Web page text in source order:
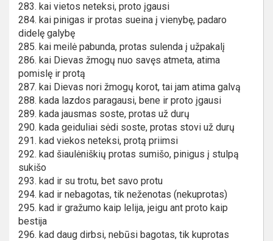
283. kai vietos neteksi, proto įgausi
284. kai pinigas ir protas sueina į vienybę, padaro
didelę galybę
285. kai meilė pabunda, protas sulenda į užpakalį
286. kai Dievas žmogų nuo savęs atmeta, atima
pomislę ir protą
287. kai Dievas nori žmogų korot, tai jam atima galvą
288. kada lazdos paragausi, bene ir proto įgausi
289. kada jausmas soste, protas už durų
290. kada geiduliai sėdi soste, protas stovi už durų
291. kad viekos neteksi, protą priimsi
292. kad šiaulėniškių protas sumišo, pinigus į stulpą
sukišo
293. kad ir su trotu, bet savo protu
294. kad ir nebagotas, tik neženotas (nekuprotas)
295. kad ir gražumo kaip lelija, jeigu ant proto kaip
bestija
296. kad daug dirbsi, nebūsi bagotas, tik kuprotas